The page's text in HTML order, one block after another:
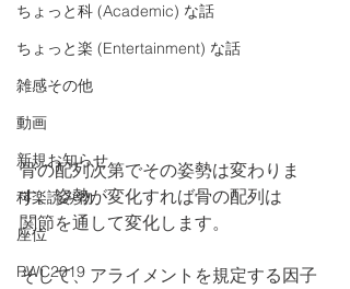
ちょっと科 (Academic) な話
ちょっと楽 (Entertainment) な話
雑感その他
動画
新規お知らせ
科楽読み物
座位
RWC2019
骨の配列次第でその姿勢は変わりま
す。姿勢が変化すれば骨の配列は
関節を通して変化します。
そして、アライメントを規定する因子